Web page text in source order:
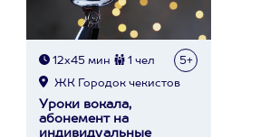
12х45 мин 1 чел 5+
ЖК Городок чекистов
Уроки вокала,
абонемент на
индивидуальные